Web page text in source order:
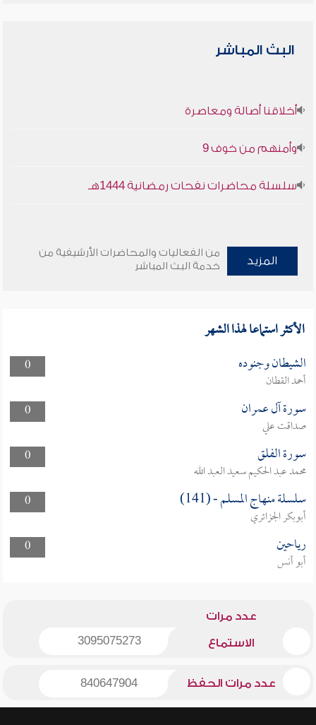
البث المباشر
أخلاقنا أصالة ومعاصرة
وأمنهم من خوف 9
سلسلة محاضرات نفحات رمضانية 1444هـ
المزيد
من الفعاليات والمحاضرات الأرشيفية من
خدمة البث المباشر
الأكثر استماعا لهذا الشهر
0 الشيطان وجنوده
أحمد القطان
0
سورة آل عمران
صداقت علي
0
سورة الفلق
محمد عبد الحكيم سعيد العبد الله
0
سلسلة منهاج المسلم - (141)
أبوبكر الجزائري
0
رياحين
أبو أنس
عدد مرات
الاستماع 3095075273
عدد مرات الحفظ 840647904